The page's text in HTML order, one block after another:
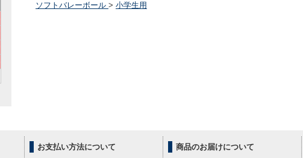
ソフトバレーボール > 小学生用
お支払い方法について 商品のお届けについて